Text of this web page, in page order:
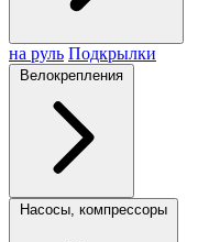
на руль Подкрылки
Велокрепления
Насосы, компрессоры